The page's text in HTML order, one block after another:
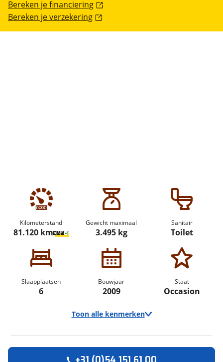
Kilometerstand
81.120 km
Gewicht maximaal
3.495 kg
Sanitair
Toilet
Slaapplaatsen
6
Bouwjaar
2009
Staat
Occasion
Toon alle kenmerken
Bereken je financiering
Bereken je verzekering